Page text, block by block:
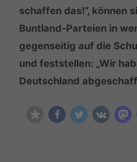
schaffen das!”, können
Buntland-Parteien in
gegenseitig auf die
und feststellen: „Wir
Deutschland